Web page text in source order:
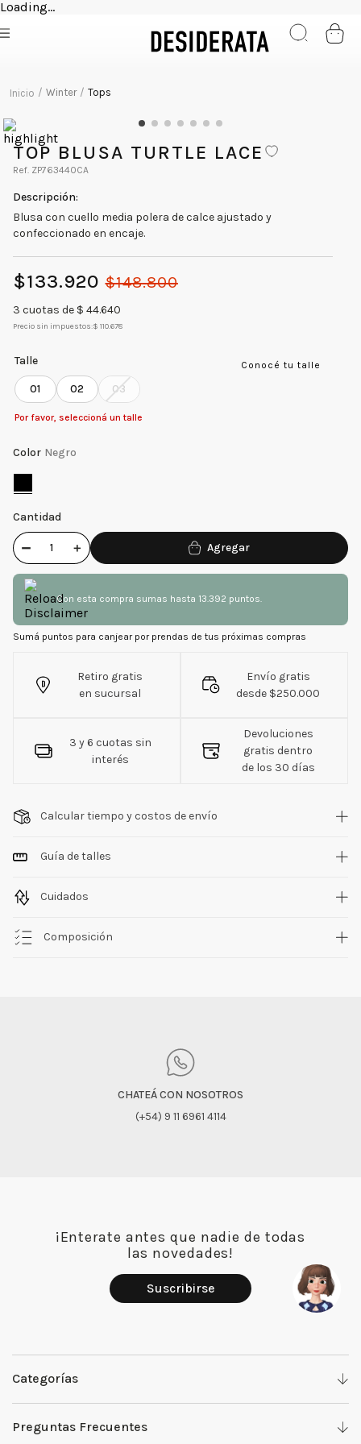
Loading...
Winter Tops
TOP BLUSA TURTLE LACE
ZP763440CA
Blusa con cuello media polera de calce ajustado y
confeccionado en encaje.
$133.920 $148.800
3 cuotas de $ 44.640
Precio sin impuestos:$ 110.678
Conocé tu talle
Talle
01 02 03
Por favor, seleccioná un talle
Color Negro
Cantidad
＋
－
Con esta compra sumas hasta 13.392 puntos.
Sumá puntos para canjear por prendas de tus próximas compras
Retiro gratis
en sucursal
Envío gratis
desde $250.000
3 y 6 cuotas sin
interés
Devoluciones
gratis dentro
de los 30 días
Calcular tiempo y costos de envío
Guía de talles
Cuidados
Composición
CHATEÁ CON NOSOTROS
(+54) 9 11 6961 4114
¡Enterate antes que nadie de todas
las novedades!
Suscribirse
Categorías
Preguntas Frecuentes